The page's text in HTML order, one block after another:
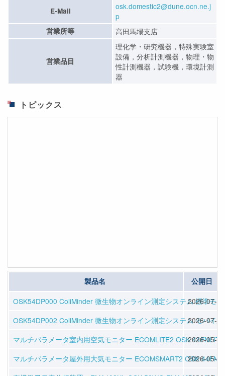
E-Mail
osk.domestic2@dune.ocn.ne.j
p
営業所等 高田馬場支店
営業品目
理化学・研究機器，特殊実験室
設備，分析計測機器，物理・物
性計測機器，試験機，環境計測
器
トピックス
製品名 公開日
OSK54DP000 ColiMinder 微生物オンライン測定システム 標準モ
2026-07-08
OSK54DP002 ColiMinder 微生物オンライン測定システム モバイ
2026-07-08
マルチパラメータ室内用空気モニター ECOMLITE2 OSK2026-05-01
マルチパラメータ屋外用大気モニター ECOMSMART2 OSK2026-05-01